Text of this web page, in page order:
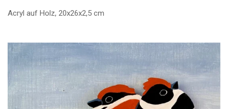
Acryl auf Holz, 20x26x2,5 cm